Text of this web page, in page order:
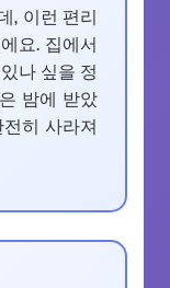
, 이런 편리
요. 집에서
나 싶을 정
밤에 받았
히 사라져